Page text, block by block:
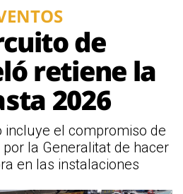
de
retiene la
2026
incluye el compromiso de
la Generalitat de hacer
en las instalaciones